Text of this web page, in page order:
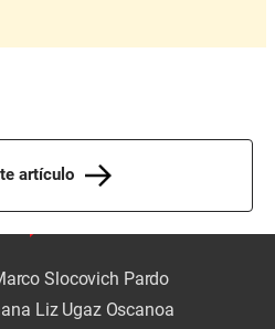
artículo
Slocovich Pardo
Liz Ugaz Oscanoa